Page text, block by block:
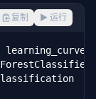
复制 ▶ 运行